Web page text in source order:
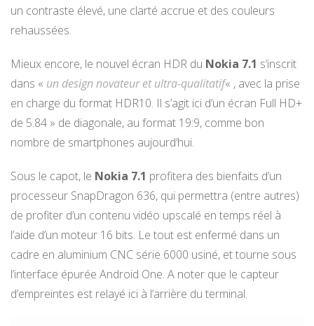
un contraste élevé, une clarté accrue et des couleurs
rehaussées.
Mieux encore, le nouvel écran HDR du Nokia 7.1 s’inscrit
dans « un design novateur et ultra-qualitatif« , avec la prise
en charge du format HDR10. Il s’agit ici d’un écran Full HD+
de 5.84 » de diagonale, au format 19:9, comme bon
nombre de smartphones aujourd’hui.
Sous le capot, le Nokia 7.1 profitera des bienfaits d’un
processeur SnapDragon 636, qui permettra (entre autres)
de profiter d’un contenu vidéo upscalé en temps réel à
l’aide d’un moteur 16 bits. Le tout est enfermé dans un
cadre en aluminium CNC série 6000 usiné, et tourne sous
l’interface épurée Android One. A noter que le capteur
d’empreintes est relayé ici à l’arrière du terminal.